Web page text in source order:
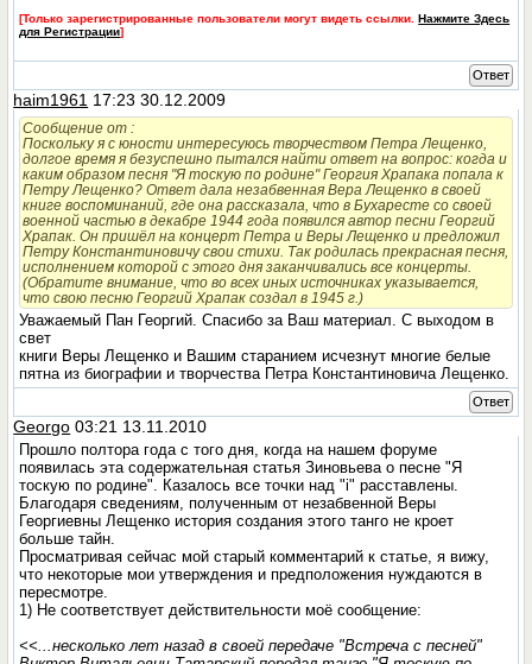
[Только зарегистрированные пользователи могут видеть ссылки.Нажмите Здесь
для Регистрации]
Ответ
haim1961 17:23 30.12.2009
Сообщение от :
Поскольку я с юности интересуюсь творчеством Петра Лещенко,
долгое время я безуспешно пытался найти ответ на вопрос: когда и
каким образом песня "Я тоскую по родине" Георгия Храпака попалa к
Петру Лещенко? Ответ дала незабвенная Вера Лещенко в своей
книге воспоминаний, где она рассказала, что в Бухаресте со своей
военной частью в декабре 1944 года появился автор песни Георгий
Храпак. Он пришёл на концерт Петра и Веры Лещенко и предложил
Петру Константиновичу свои стихи. Так родилась прекрасная песня,
исполнением которой с этого дня заканчивались все концерты.
(Обратите внимание, что во всех иных источниках указывается,
что свою песню Георгий Храпак создал в 1945 г.)
Уважаемый Пан Георгий. Спасибо за Ваш материал. С выходом в
свет
книги Веры Лещенко и Вашим старанием исчезнут многие белые
пятна из биографии и творчества Петра Константиновича Лещенко.
Ответ
Georgo 03:21 13.11.2010
Прошло полтора года с того дня, когда на нашем форуме
появилась эта содержательная статья Зиновьева о песне "Я
тоскую по родине". Казалось все точки над "i" расставлены.
Благодаря сведениям, полученным от незабвенной Веры
Георгиевны Лещенко история создания этого танго не кроет
больше тайн.
Просматривая сейчас мой старый комментарий к статье, я вижу,
что некоторые мои утверждения и предположения нуждаются в
пересмотре.
1) Не соответствует действительности моё сообщение:
<<...несколько лет назад в своей передаче "Встреча с песней"